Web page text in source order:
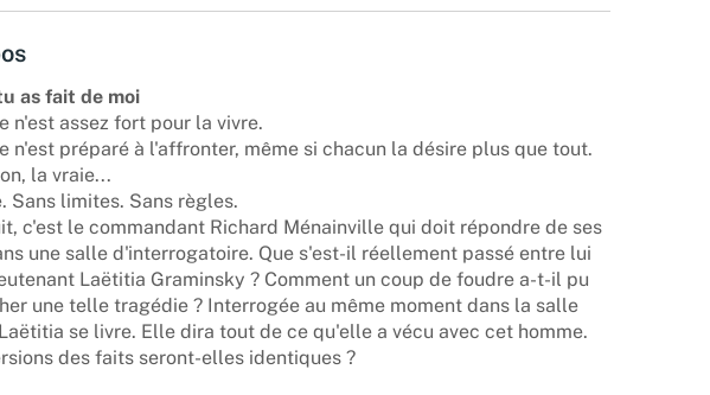
as fait de moi
n'est assez fort pour la vivre.
n'est préparé à l'affronter, même si chacun la désire plus que tout.
la vraie...
Sans limites. Sans règles.
c'est le commandant Richard Ménainville qui doit répondre de ses
une salle d'interrogatoire. Que s'est-il réellement passé entre lui
Laëtitia Graminsky ? Comment un coup de foudre a-t-il pu
une telle tragédie ? Interrogée au même moment dans la salle
se livre. Elle dira tout de ce qu'elle a vécu avec cet homme.
des faits seront-elles identiques ?